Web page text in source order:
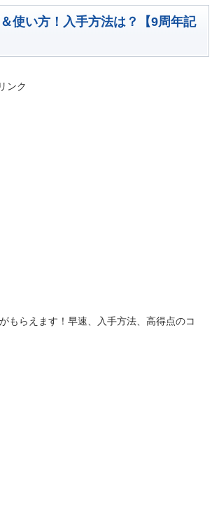
使い方！入手方法は？【9周年記
ンク
もらえます！早速、入手方法、高得点のコ